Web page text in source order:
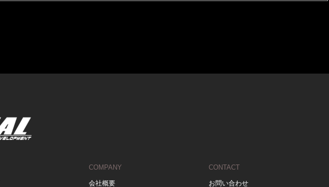
COMPANY
会社概要
CONTACT
お問い合わせ